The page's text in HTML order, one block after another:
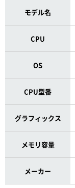
モデル名
CPU
OS
CPU型番
グラフィックス
メモリ容量
メーカー